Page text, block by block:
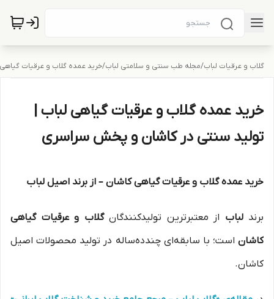
گلاب و عرقیات لباب/مجله طب سنتی و سلامتی لباب/خرید عمده گلاب و عرقیات
خرید عمده گلاب و عرقیات گیاهی لباب |
تولید سنتی در کاشان و پخش سراسری
خرید عمده گلاب و عرقیات گیاهی کاشان – از برند اصیل لباب
برندلباب از معتبرترین تولیدکنندگانگلاب و عرقیات گیاهی
کاشان است؛ با سابقه‌ای چندده‌ساله در تولید محصولات اصیل
کاشان.